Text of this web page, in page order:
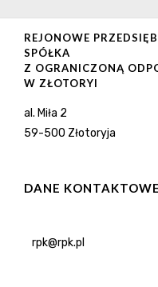
REJONOWE
SPÓŁKA
Z OGRANICZONĄ
W ZŁOTORYI
al. Miła 2
59-500 Złotoryja
DANE KONTAKTOWE
rpk@rpk.pl